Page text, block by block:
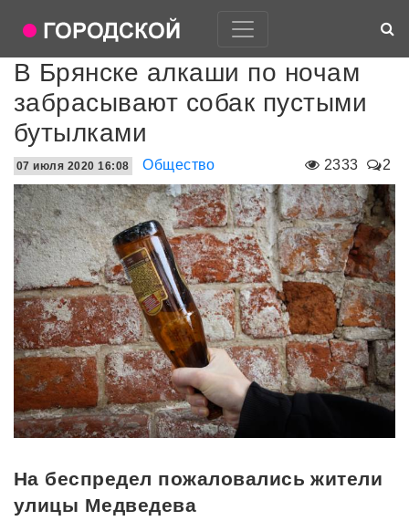
В Брянске алкаши по ночам
забрасывают собак пустыми
бутылками
2333 2
07 июля 2020 16:08 Общество
На беспредел пожаловались жители
улицы Медведева